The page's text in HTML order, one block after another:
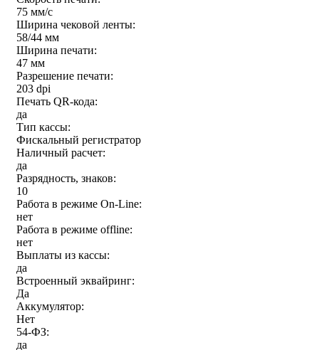
75 мм/с
Ширина чековой ленты:
58/44 мм
Ширина печати:
47 мм
Разрешение печати:
203 dpi
Печать QR-кода:
да
Тип кассы:
Фискальный регистратор
Наличный расчет:
да
Разрядность, знаков:
10
Работа в режиме On-Line:
нет
Работа в режиме offline:
нет
Выплаты из кассы:
да
Встроенный эквайринг:
Да
Аккумулятор:
Нет
54-ФЗ:
да